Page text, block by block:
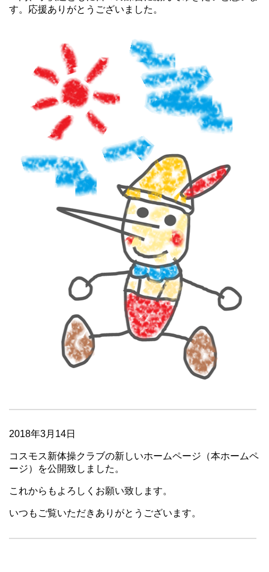
す。応援ありがとうございました。
2018年3月14日
コスモス新体操クラブの新しいホームページ（本ホームペ
ージ）を公開致しました。
これからもよろしくお願い致します。
いつもご覧いただきありがとうございます。